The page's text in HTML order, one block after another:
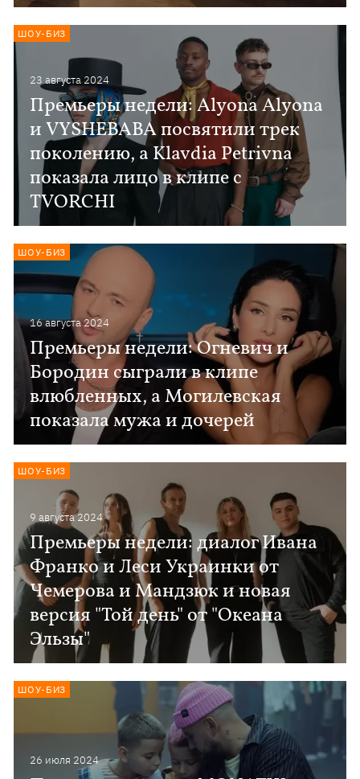
23 августа 2024
Премьеры недели: Alyona Alyona
и VYSHEBABA посвятили трек
поколению, а Klavdia Petrivna
показала лицо в клипе с
TVORCHI
ШОУ-БИЗ
16 августа 2024
Премьеры недели: Огневич и
Бородин сыграли в клипе
влюбленных, а Могилевская
показала мужа и дочерей
ШОУ-БИЗ
9 августа 2024
Премьеры недели: диалог Ивана
Франко и Леси Украинки от
Чемерова и Мандзюк и новая
версия "Той день" от "Океана
Эльзы"
ШОУ-БИЗ
26 июля 2024
ШОУ-БИЗ